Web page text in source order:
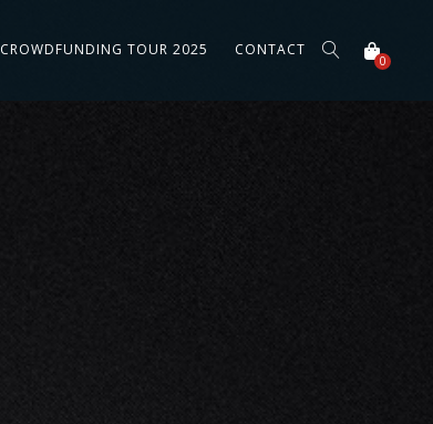
CROWDFUNDING TOUR 2025 CONTACT
0